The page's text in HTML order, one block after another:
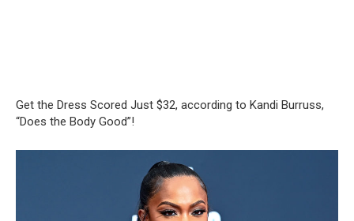
Get the Dress Scored Just $32, according to Kandi Burruss,
“Does the Body Good”!